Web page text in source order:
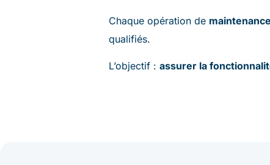
Chaque opération de
qualifiés.
L’objectif : assurer la